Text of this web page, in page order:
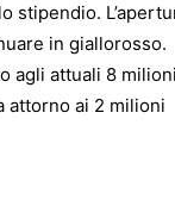
stipendio.
in giallorosso.
agli attuali 8 milioni
attorno ai 2 milioni